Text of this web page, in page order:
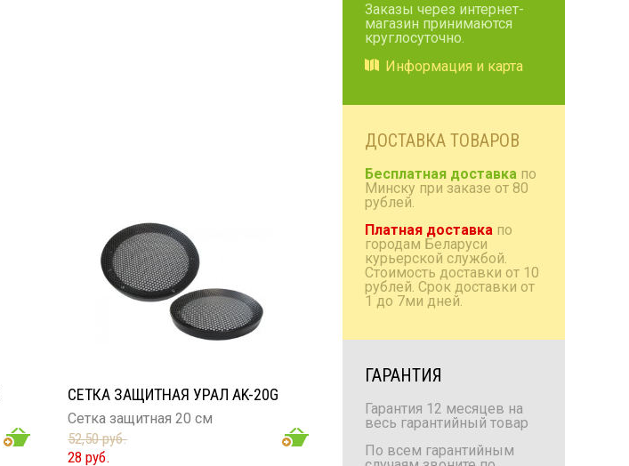
СЕТКА ЗАЩИТНАЯ УРАЛ AK-20G
Сетка защитная 20 см
52,50 руб.
28 руб.
Коробки/проставки/
полки
Антенны радио и TV
Домашняя акустика
Аксессуары
Заказы через интернет-
магазин принимаются
круглосуточно.
Информация и карта
ДОСТАВКА ТОВАРОВ
Бесплатная доставка по
Минску при заказе от 80
рублей.
Платная доставка по
городам Беларуси
курьерской службой.
Стоимость доставки от 10
рублей. Срок доставки от
1 до 7ми дней.
ГАРАНТИЯ
Гарантия 12 месяцев на
весь гарантийный товар
По всем гарантийным